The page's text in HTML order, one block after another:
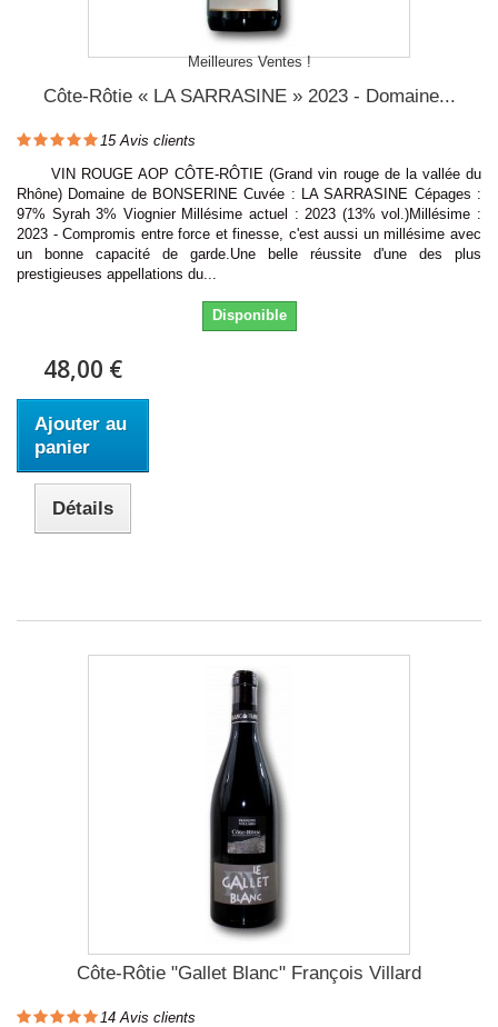
Meilleures Ventes !
Côte-Rôtie « LA SARRASINE » 2023 - Domaine...
15Avis clients
VIN ROUGE AOP CÔTE-RÔTIE (Grand vin rouge de la vallée du
Rhône) Domaine de BONSERINE Cuvée : LA SARRASINE Cépages :
97% Syrah 3% Viognier Millésime actuel : 2023 (13% vol.)Millésime :
2023 - Compromis entre force et finesse, c'est aussi un millésime avec
un bonne capacité de garde.Une belle réussite d'une des plus
prestigieuses appellations du...
Disponible
48,00 €
Ajouter au
panier
Détails
Côte-Rôtie "Gallet Blanc" François Villard
14 Avis clients